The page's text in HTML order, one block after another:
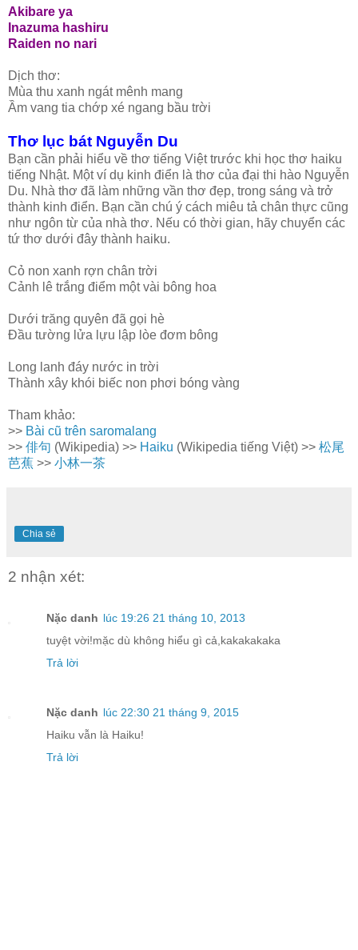
Akibare ya
Inazuma hashiru
Raiden no nari
Dịch thơ:
Mùa thu xanh ngát mênh mang
Ầm vang tia chớp xé ngang bầu trời
Thơ lục bát Nguyễn Du
Bạn cần phải hiểu về thơ tiếng Việt trước khi học thơ haiku
tiếng Nhật. Một ví dụ kinh điển là thơ của đại thi hào Nguyễn
Du. Nhà thơ đã làm những vần thơ đẹp, trong sáng và trở
thành kinh điển. Bạn cần chú ý cách miêu tả chân thực cũng
như ngôn từ của nhà thơ. Nếu có thời gian, hãy chuyển các
tứ thơ dưới đây thành haiku.
Cỏ non xanh rợn chân trời
Cảnh lê trắng điểm một vài bông hoa
Dưới trăng quyên đã gọi hè
Đầu tường lửa lựu lập lòe đơm bông
Long lanh đáy nước in trời
Thành xây khói biếc non phơi bóng vàng
Tham khảo:
>> Bài cũ trên saromalang
>> 俳句 (Wikipedia) >> Haiku (Wikipedia tiếng Việt) >> 松尾
芭蕉 >> 小林一茶
Chia sẻ
2 nhận xét:
Nặc danh lúc 19:26 21 tháng 10, 2013
tuyệt vời!mặc dù không hiểu gì cả,kakakakaka
Trả lời
Nặc danh lúc 22:30 21 tháng 9, 2015
Haiku vẫn là Haiku!
Trả lời